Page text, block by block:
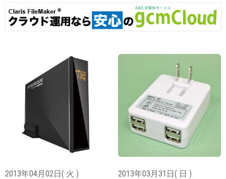
2013年04月02日( 火 ) 2013年03月31日( 日 )